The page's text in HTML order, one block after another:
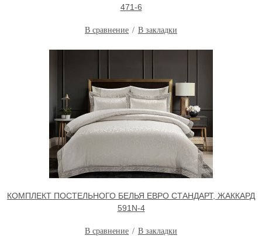
471-6
В сравнение В закладки
КОМПЛЕКТ ПОСТЕЛЬНОГО БЕЛЬЯ ЕВРО СТАНДАРТ, ЖАККАРД
591N-4
В сравнение В закладки